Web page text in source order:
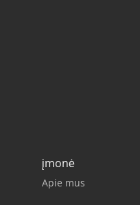
įmonė
Apie mus